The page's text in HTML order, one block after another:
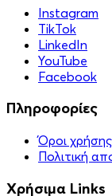
Instagram
TikTok
LinkedIn
YouTube
Facebook
Πληροφορίες
Όροι χρήσης
Πολιτική
Χρήσιμα Links